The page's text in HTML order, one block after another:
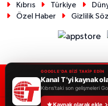
Kıbrıs Türkiye
Özel Haber
Gizlilik
RSS Copyright
GOOGLE'DA BİZİ TAKİP EDİN
Kanal T 'yi kaynak
Kıbrıs'taki son gelişmeleri
Kaynak olarak ekle